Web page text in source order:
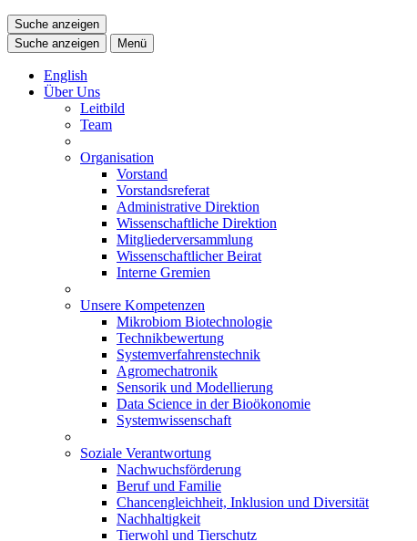
Suche anzeigen
Suche anzeigen
Menü
English
Über Uns
Leitbild
Team
Organisation
Vorstand
Vorstandsreferat
Administrative Direktion
Wissenschaftliche Direktion
Mitgliederversammlung
Wissenschaftlicher Beirat
Interne Gremien
Unsere Kompetenzen
Mikrobiom Biotechnologie
Technikbewertung
Systemverfahrenstechnik
Agromechatronik
Sensorik und Modellierung
Data Science in der Bioökonomie
Systemwissenschaft
Soziale Verantwortung
Nachwuchsförderung
Beruf und Familie
Chancengleichheit, Inklusion und Diversität
Nachhaltigkeit
Tierwohl und Tierschutz